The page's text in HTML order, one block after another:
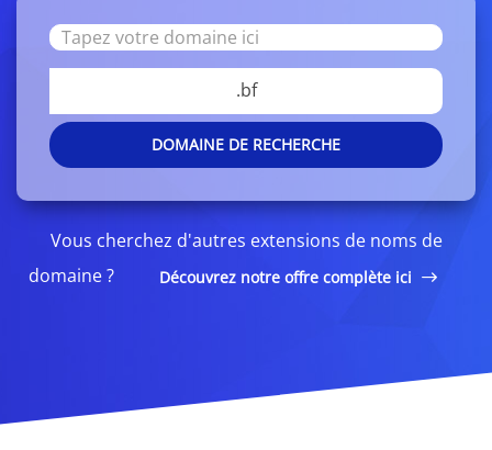
.bf
DOMAINE DE RECHERCHE
Vous cherchez d'autres extensions de noms de
domaine ?
Découvrez notre offre complète ici